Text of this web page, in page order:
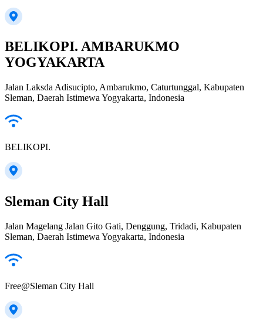
BELIKOPI. AMBARUKMO
YOGYAKARTA
Jalan Laksda Adisucipto, Ambarukmo, Caturtunggal, Kabupaten
Sleman, Daerah Istimewa Yogyakarta, Indonesia
BELIKOPI.
Sleman City Hall
Jalan Magelang Jalan Gito Gati, Denggung, Tridadi, Kabupaten
Sleman, Daerah Istimewa Yogyakarta, Indonesia
Free@Sleman City Hall